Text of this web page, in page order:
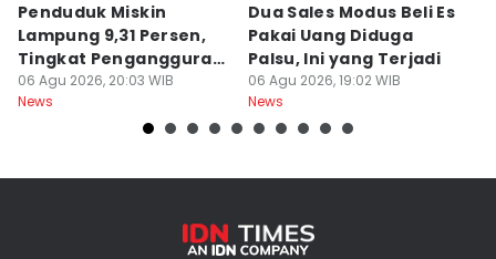
Penduduk Miskin
Lampung 9,31 Persen,
Tingkat Pengangguran
Terbuka Naik
06 Agu 2026, 20:03 WIB
News
Dua Sales Modus Beli Es
Pakai Uang Diduga
Palsu, Ini yang Terjadi
06 Agu 2026, 19:02 WIB
News